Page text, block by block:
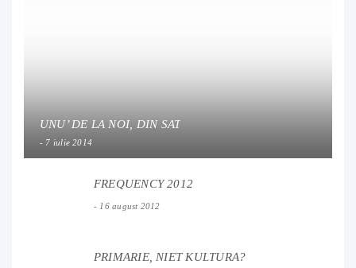
UNU’ DE LA NOI, DIN SAT
7 iulie 2014
FREQUENCY 2012
16 august 2012
PRIMARIE, NIET KULTURA?